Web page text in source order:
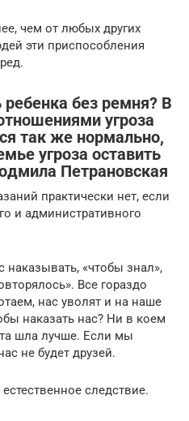
чем от любых других
эти приспособления
без ремня? В
угроза
так же нормально,
угроза оставить
Петрановская
практически нет, если
и административного
наказывать, «чтобы знал»,
Все гораздо
нас уволят и на наше
наказать нас? Ни в коем
шла лучше. Если мы
не будет друзей.
следствие.